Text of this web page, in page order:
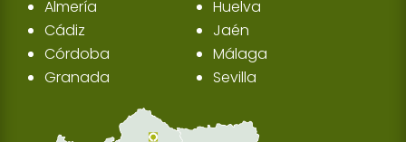
Almería
Cádiz
Córdoba
Granada
Huelva
Jaén
Málaga
Sevilla